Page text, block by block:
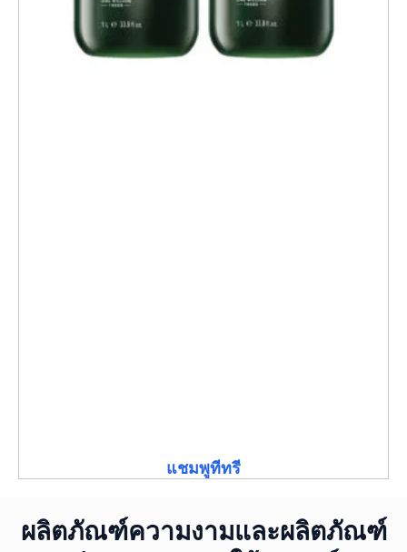
แชมพูทีทรี
ผลิตภัณฑ์ความงามและผลิตภัณฑ์